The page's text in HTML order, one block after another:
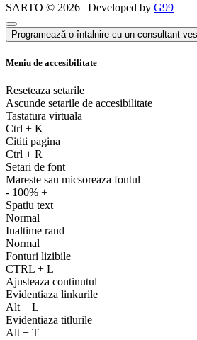
SARTO © 2026 | Developed by G99
Programează o întalnire cu un consultant
Meniu de accesibilitate
Reseteaza setarile
Ascunde setarile de accesibilitate
Tastatura virtuala
Ctrl + K
Cititi pagina
Ctrl + R
Setari de font
Mareste sau micsoreaza fontul
- 100% +
Spatiu text
Normal
Inaltime rand
Normal
Fonturi lizibile
CTRL + L
Ajusteaza continutul
Evidentiaza linkurile
Alt + L
Evidentiaza titlurile
Alt + T